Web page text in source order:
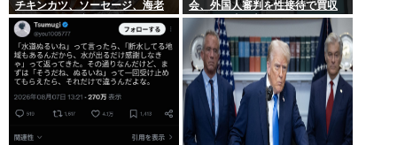
チキンカツ、ソーセージ、海老
フライ、ゆで卵）ケンモメンな
ら余裕でペロリだろ？
会、外国人審判を性接待で買収
していた事が判明